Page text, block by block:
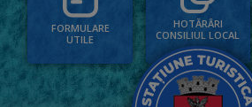
FORMULARE
UTILE
HOTĂRÂRI
CONSILIUL LOCAL